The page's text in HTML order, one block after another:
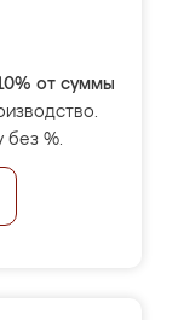
от суммы
без %.